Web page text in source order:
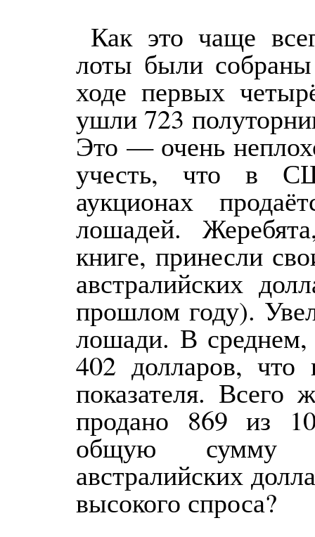
Как это чаще
лоты были
ходе первых
ушли 723
Это — очень
учесть, что в
аукционах
лошадей.
книге, принесли
австралийских
прошлом году).
лошади. В среднем,
402 долларов,
показателя. Всего
продано 869 из
общую сумму
австралийских
высокого спроса?